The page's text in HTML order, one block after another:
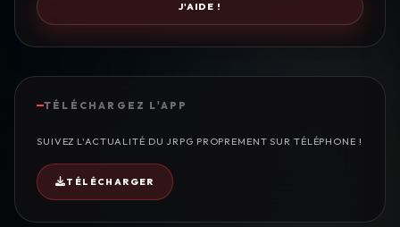
J'AIDE !
TÉLÉCHARGEZ L'APP
SUIVEZ L'ACTUALITÉ DU JRPG PROPREMENT SUR TÉLÉPHONE !
TÉLÉCHARGER